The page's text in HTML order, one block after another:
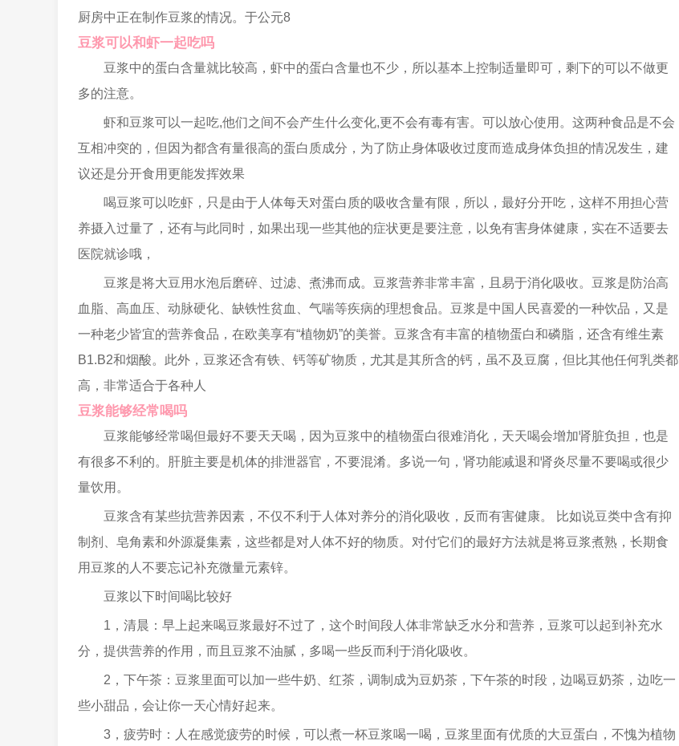
厨房中正在制作豆浆的情况。于公元8
豆浆可以和虾一起吃吗
豆浆中的蛋白含量就比较高，虾中的蛋白含量也不少，所以基本上控制适量即可，剩下的可以不做更
多的注意。
虾和豆浆可以一起吃,他们之间不会产生什么变化,更不会有毒有害。可以放心使用。这两种食品是不会
互相冲突的，但因为都含有量很高的蛋白质成分，为了防止身体吸收过度而造成身体负担的情况发生，建
议还是分开食用更能发挥效果
喝豆浆可以吃虾，只是由于人体每天对蛋白质的吸收含量有限，所以，最好分开吃，这样不用担心营
养摄入过量了，还有与此同时，如果出现一些其他的症状更是要注意，以免有害身体健康，实在不适要去
医院就诊哦，
豆浆是将大豆用水泡后磨碎、过滤、煮沸而成。豆浆营养非常丰富，且易于消化吸收。豆浆是防治高
血脂、高血压、动脉硬化、缺铁性贫血、气喘等疾病的理想食品。豆浆是中国人民喜爱的一种饮品，又是
一种老少皆宜的营养食品，在欧美享有“植物奶”的美誉。豆浆含有丰富的植物蛋白和磷脂，还含有维生素
B1.B2和烟酸。此外，豆浆还含有铁、钙等矿物质，尤其是其所含的钙，虽不及豆腐，但比其他任何乳类都
高，非常适合于各种人
豆浆能够经常喝吗
豆浆能够经常喝但最好不要天天喝，因为豆浆中的植物蛋白很难消化，天天喝会增加肾脏负担，也是
有很多不利的。肝脏主要是机体的排泄器官，不要混淆。多说一句，肾功能减退和肾炎尽量不要喝或很少
量饮用。
豆浆含有某些抗营养因素，不仅不利于人体对养分的消化吸收，反而有害健康。 比如说豆类中含有抑
制剂、皂角素和外源凝集素，这些都是对人体不好的物质。对付它们的最好方法就是将豆浆煮熟，长期食
用豆浆的人不要忘记补充微量元素锌。
豆浆以下时间喝比较好
1，清晨：早上起来喝豆浆最好不过了，这个时间段人体非常缺乏水分和营养，豆浆可以起到补充水
分，提供营养的作用，而且豆浆不油腻，多喝一些反而利于消化吸收。
2，下午茶：豆浆里面可以加一些牛奶、红茶，调制成为豆奶茶，下午茶的时段，边喝豆奶茶，边吃一
些小甜品，会让你一天心情好起来。
3，疲劳时：人在感觉疲劳的时候，可以煮一杯豆浆喝一喝，豆浆里面有优质的大豆蛋白，不愧为植物